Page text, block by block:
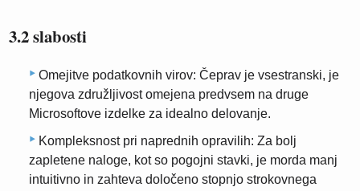
3.2 slabosti
Omejitve podatkovnih virov: Čeprav je vsestranski, je
njegova združljivost omejena predvsem na druge
Microsoftove izdelke za idealno delovanje.
Kompleksnost pri naprednih opravilih: Za bolj
zapletene naloge, kot so pogojni stavki, je morda manj
intuitivno in zahteva določeno stopnjo strokovnega